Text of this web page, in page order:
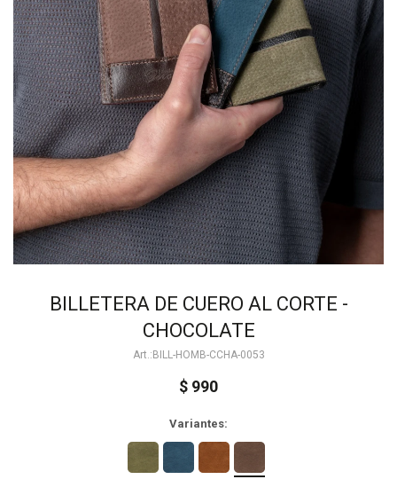
BILLETERA DE CUERO AL CORTE -
CHOCOLATE
BILL-HOMB-CCHA-0053
$ 990
Variantes: